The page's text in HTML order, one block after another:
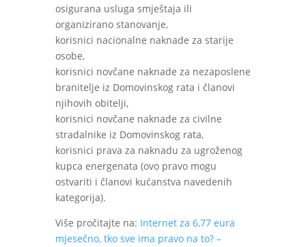
osigurana usluga smještaja ili
organizirano stanovanje,
korisnici nacionalne naknade za starije
osobe,
korisnici novčane naknade za nezaposlene
branitelje iz Domovinskog rata i članovi
njihovih obitelji,
korisnici novčane naknade za civilne
stradalnike iz Domovinskog rata,
korisnici prava za naknadu za ugroženog
kupca energenata (ovo pravo mogu
ostvariti i članovi kućanstva navedenih
kategorija).
Više pročitajte na: Internet za 6,77 eura
mjesečno, tko sve ima pravo na to? –